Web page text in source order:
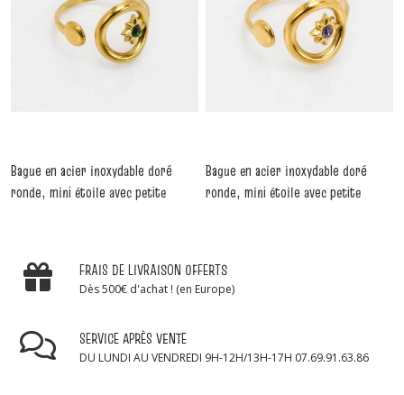
Bague en acier inoxydable doré
ronde, mini étoile avec petite
Bague en acier inoxydable doré
ronde, mini étoile avec petite
FRAIS DE LIVRAISON OFFERTS
Dès 500€ d'achat ! (en Europe)
SERVICE APRÈS VENTE
DU LUNDI AU VENDREDI 9H-12H/13H-17H 07.69.91.63.86